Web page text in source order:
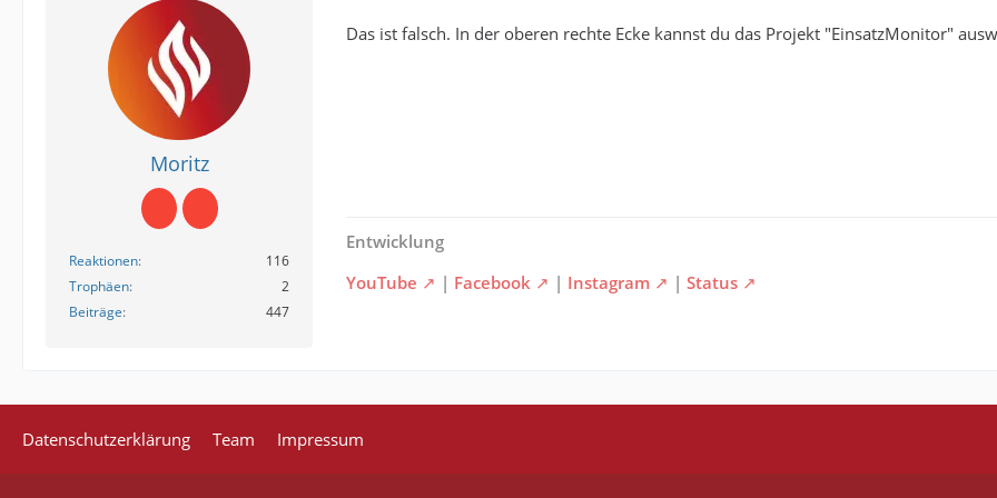
Moritz
Reaktionen
116
Trophäen
2
Beiträge
447
Das ist falsch. In der oberen rechte Ecke kannst du das Projekt "EinsatzMonitor"
Entwicklung
YouTube
| Facebook | Instagram | Status
Datenschutzerklärung Team Impressum